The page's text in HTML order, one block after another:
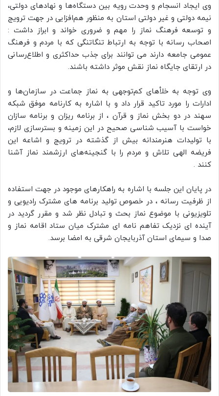
وی ایجاد انسجام و وحدت رویه بین دستگاه‌ها و نهادهای دولتی،
نیمه دولتی و غیر دولتی استان به منظور هم‌افزایی در جهت ترویج
و توسعه فرهنگ نماز را مهم و ضروری خواند و ابراز داشت :
اصحاب رسانه با توجه به ارتباط تنگاتنگی که با مردم و فرهنگ
عمومی جامعه دارند می توانند برای جذب حداکثری و اطلاع‌رسانی
در ارتقای جایگاه نماز نقش موثر داشته باشند.
وی توجه به خلأهای کم‌توجهی به نماز جماعت در سازمان‌ها و
ادارات را مورد تاکید قرار داد و با اشاره به کارنامه موفق شبکه
سهند در دو بخش نماز و قرآن ، از برنامه ریزان و برنامه سازان
خواست با آسیب شناسی صحیح در این زمینه و بسترسازی لازم،
با تولیدات هنرمندانه بیش از گذشته در ترویج و اشاعه این
فریضه الهی تلاش و مردم را با گنجینه‌های ارزشمند نماز آشنا
کنند .
در پایان این جلسه با اشاره به راهکارهای موجود در جهت استفاده
از ظرفیت رسانه ، در خصوص تولید برنامه های مشترک رادیویی و
تلویزیونی با موضوع نماز بحث و تبادل نظر شد و مقرر گردید در
آینده ای نزدیک تفاهم نامه ای مشترک میان ستاد اقامه نماز و
صدا و سیمای استان آذربایجان شرقی به امضا برسد.